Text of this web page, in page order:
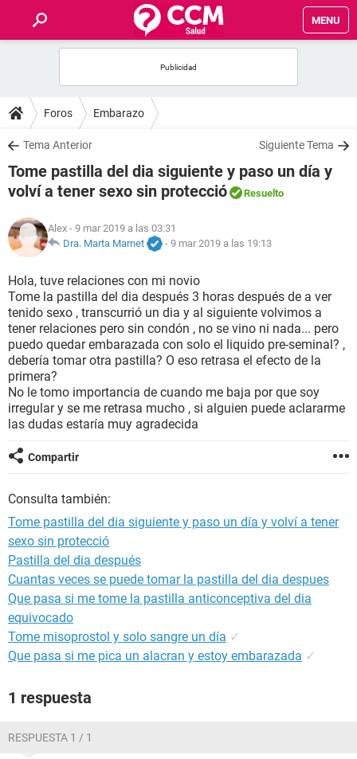
MENU
FOROS
SALUD
FAMILIA
NUTRICIÓN
SEXUALIDAD
GLOSARIO
Foros Embarazo
Tema Anterior Siguiente Tema
Tome pastilla del dia siguiente y paso un día y
volví a tener sexo sin protecció
Resuelto
Alex - 9 mar 2019 a las 03:31
Dra. Marta Marnet
- 9 mar 2019 a las 19:13
Hola, tuve relaciones con mi novio
Tome la pastilla del dia después 3 horas después de a ver
tenido sexo , transcurrió un dia y al siguiente volvimos a
tener relaciones pero sin condón , no se vino ni nada... pero
puedo quedar embarazada con solo el liquido pre-seminal? ,
debería tomar otra pastilla? O eso retrasa el efecto de la
primera?
No le tomo importancia de cuando me baja por que soy
irregular y se me retrasa mucho , si alguien puede aclararme
las dudas estaría muy agradecida
Compartir
Consulta también:
Tome pastilla del dia siguiente y paso un día y volví a tener
sexo sin protecció
Pastilla del dia después
Cuantas veces se puede tomar la pastilla del dia despues
Que pasa si me tome la pastilla anticonceptiva del dia
equivocado
Tome misoprostol y solo sangre un día ✓
Que pasa si me pica un alacran y estoy embarazada ✓
1 respuesta
RESPUESTA 1 / 1